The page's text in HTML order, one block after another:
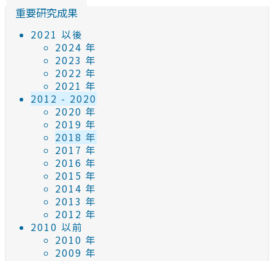
重要研究成果
2021 以後
2024 年
2023 年
2022 年
2021 年
2012 - 2020
2020 年
2019 年
2018 年
2017 年
2016 年
2015 年
2014 年
2013 年
2012 年
2010 以前
2010 年
2009 年